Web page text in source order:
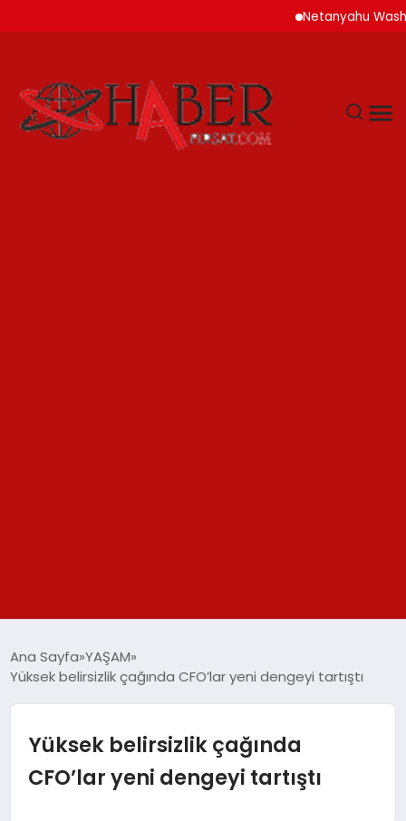
Netanyahu
YAŞAM
TEKNOLOJİ
Ana Sayfa YAŞAM
Yüksek belirsizlik çağında CFO’lar yeni dengeyi tartıştı
Yüksek belirsizlik çağında
CFO’lar yeni dengeyi tartıştı